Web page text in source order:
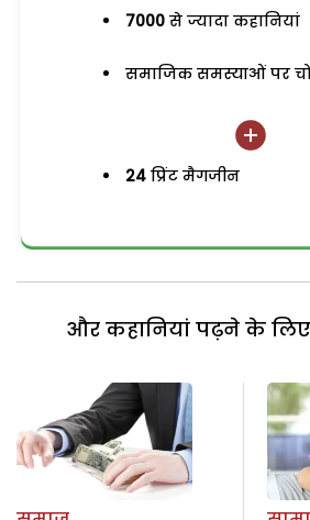
7000 से ज्यादा कहानियां
समाजिक समस्याओं पर
24 प्रिंट मैगजीन
और कहानियां पढ़ने के